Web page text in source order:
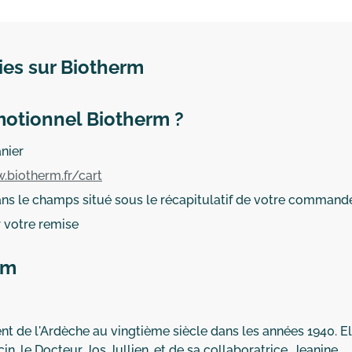
sur Biotherm
Biotherm ?
cart
le champs situé sous le récapitulatif de votre
votre remise
de l'Ardèche au vingtième siècle dans les années 1940.